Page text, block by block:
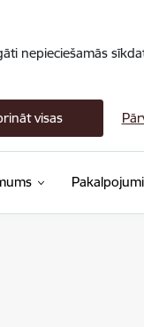
nepieciešamās
visas
Pakalpojumi